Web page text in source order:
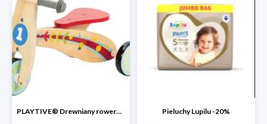
PLAYTIVE® Drewniany rowerek biegowy -33% Pieluchy Lupilu -20%